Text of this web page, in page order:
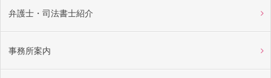
弁護士・司法書士紹介
事務所案内